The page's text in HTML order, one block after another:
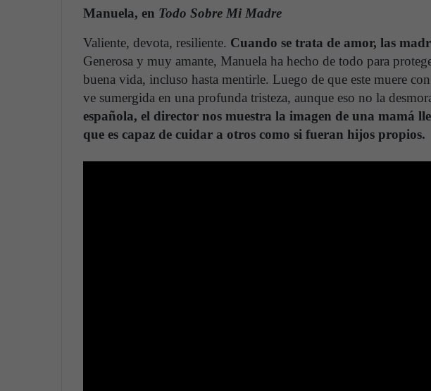
Manuela, en Todo Sobre Mi Madre
Valiente, devota, resiliente. Cuando se trata de amor, las
Generosa y muy amante, Manuela ha hecho de todo para
buena vida, incluso hasta mentirle. Luego de que este muere
ve sumergida en una profunda tristeza, aunque eso no la
española, el director nos muestra la imagen de una mamá
que es capaz de cuidar a otros como si fueran hijos propios.